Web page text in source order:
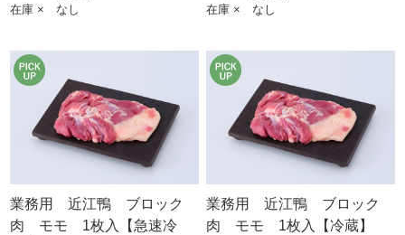
在庫 × なし 在庫 × なし
業務用 近江鴨 ブロック
肉 モモ 1枚入【急速冷
業務用 近江鴨 ブロック
肉 モモ 1枚入【冷蔵】